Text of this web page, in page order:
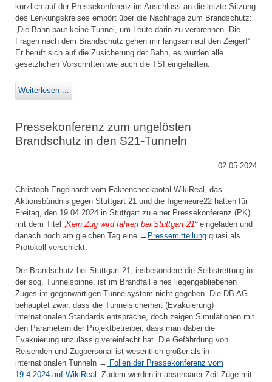
kürzlich auf der Pressekonferenz im Anschluss an die letzte Sitzung
des Lenkungskreises empört über die Nachfrage zum Brandschutz:
„Die Bahn baut keine Tunnel, um Leute darin zu verbrennen. Die
Fragen nach dem Brandschutz gehen mir langsam auf den Zeiger!“
Er beruft sich auf die Zusicherung der Bahn, es würden alle
gesetzlichen Vorschriften wie auch die TSI eingehalten.
Weiterlesen ...
Pressekonferenz zum ungelösten
Brandschutz in den S21-Tunneln
02.05.2024
Christoph Engelhardt vom Faktencheckpotal WikiReal, das
Aktionsbündnis gegen Stuttgart 21 und die Ingenieure22 hatten für
Freitag, den 19.04.2024 in Stuttgart zu einer Pressekonferenz (PK)
mit dem Titel „Kein Zug wird fahren bei Stuttgart 21“eingeladen und
danach noch am gleichen Tag eine → Pressemitteilung quasi als
Protokoll verschickt.
Der Brandschutz bei Stuttgart 21, insbesondere die Selbstrettung in
der sog. Tunnelspinne, ist im Brandfall eines liegengebliebenen
Zuges im gegenwärtigen Tunnelsystem nicht gegeben. Die DB AG
behauptet zwar, dass die Tunnelsicherheit (Evakuierung)
internationalen Standards entspräche, doch zeigen Simulationen mit
den Parametern der Projektbetreiber, dass man dabei die
Evakuierung unzulässig vereinfacht hat. Die Gefährdung von
Reisenden und Zugpersonal ist wesentlich größer als in
internationalen Tunneln → Folien der Pressekonferenz vom
19.4.2024 auf WikiReal . Zudem werden in absehbarer Zeit Züge mit